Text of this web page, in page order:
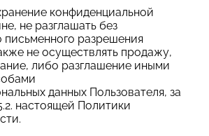
конфиденциальной
не разглашать без
письменного разрешения
не осуществлять продажу,
либо разглашение иными
данных Пользователя, за
настоящей Политики